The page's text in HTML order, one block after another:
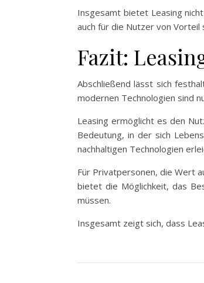
Insgesamt bietet Leasing
auch für die Nutzer von Vorteil
Fazit:
Abschließend lässt sich
modernen Technologien sind
Leasing ermöglicht es den
Bedeutung, in der sich
nachhaltigen Technologien
Für Privatpersonen, die Wert
bietet die Möglichkeit, das
müssen.
Insgesamt zeigt sich, dass